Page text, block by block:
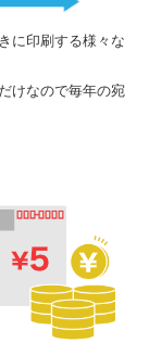
に印刷する様々な
けなので毎年の宛